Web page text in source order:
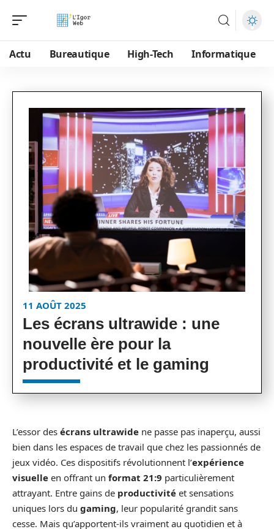
Actu Bureautique High-Tech Informatique
11 AOÛT 2025
Les écrans ultrawide : une
nouvelle ère pour la
productivité et le gaming
L’essor des écrans ultrawide ne passe pas inaperçu, aussi
bien dans les espaces de travail que chez les passionnés de
jeux vidéo. Ces dispositifs révolutionnent l’expérience
visuelle en offrant un format 21:9 particulièrement
attrayant. Entre gains de productivité et sensations
uniques lors du gaming, leur popularité grandit sans
cesse. Mais qu’apportent-ils vraiment au quotidien et à